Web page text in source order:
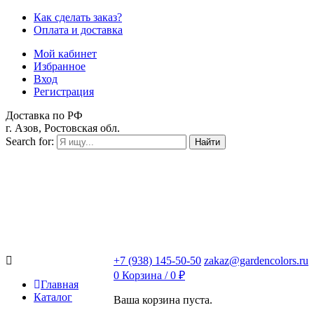
Как сделать заказ?
Оплата и доставка
Мой кабинет
Избранное
Вход
Регистрация
Доставка по РФ
г. Азов, Ростовская обл.
Search for:
Найти
+7 (938) 145-50-50 zakaz@gardencolors.ru
0 Корзина /0 ₽
Ваша корзина пуста.
Главная
Каталог